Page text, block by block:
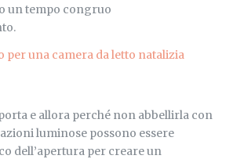
un tempo congruo
per una camera da letto natalizia
porta e allora perché non abbellirla con
luminose possono essere
dell’apertura per creare un